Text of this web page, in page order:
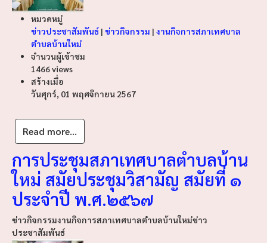
หมวดหมู่
ข่าวประชาสัมพันธ์ | ข่าวกิจกรรม | งานกิจการสภาเทศบาล
ตำบลบ้านใหม่
จำนวนผู้เข้าชม
1466 views
สร้างเมื่อ
วันศุกร์, 01 พฤศจิกายน 2567
Read more...
การประชุมสภาเทศบาลตำบลบ้าน
ใหม่ สมัยประชุมวิสามัญ สมัยที่ ๑
ประจำปี พ.ศ.๒๕๖๗
ข่าวกิจกรรมงานกิจการสภาเทศบาลตำบลบ้านใหม่ข่าว
ประชาสัมพันธ์